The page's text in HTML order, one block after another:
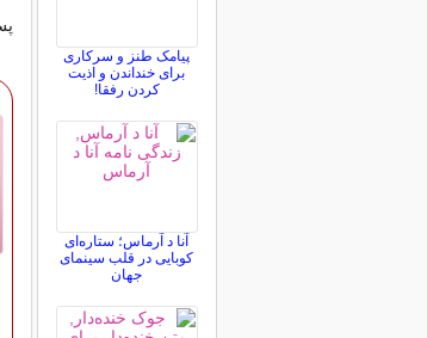
پیامک طنز و سرکاری
برای خنداندن و اذیت
کردن رفقا!
آنا د آرماس؛ ستاره‌ای
کوبایی در قلب سینمای
جهان